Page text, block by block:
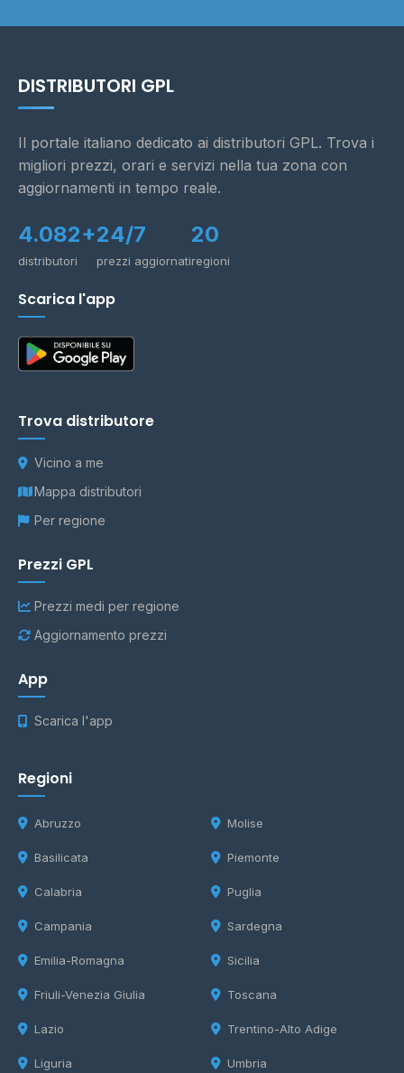
DISTRIBUTORI GPL
Il portale italiano dedicato ai distributori GPL. Trova i
migliori prezzi, orari e servizi nella tua zona con
aggiornamenti in tempo reale.
4.082+
distributori
24/7
prezzi aggiornati
20
regioni
Scarica l'app
Trova distributore
Vicino a me
Mappa distributori
Per regione
Prezzi GPL
Prezzi medi per regione
Aggiornamento prezzi
App
Scarica l'app
Regioni
Abruzzo
Basilicata
Calabria
Campania
Emilia-Romagna
Friuli-Venezia Giulia
Lazio
Liguria
Molise
Piemonte
Puglia
Sardegna
Sicilia
Toscana
Trentino-Alto Adige
Umbria